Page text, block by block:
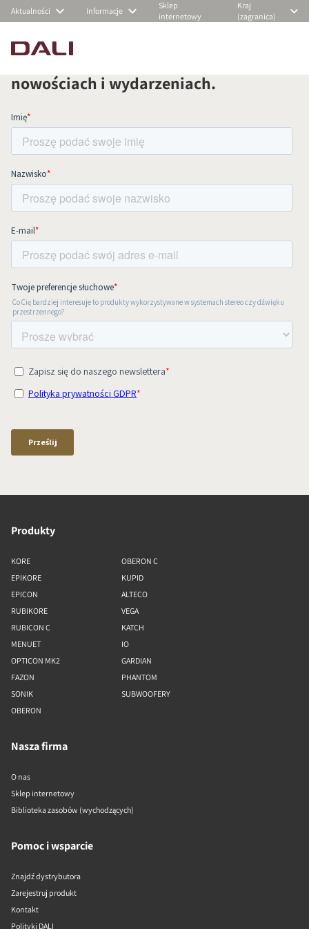
Aktualności Informacje
Sklep
internetowy
Kraj
(zagranica)
PORÓWNAJ PRODUKTY
Zapisz się do naszego newslettera i na
bieżąco otrzymuj informacje o
nowościach i wydarzeniach.
Produkty
KORE
EPIKORE
EPICON
RUBIKORE
RUBICON C
MENUET
OPTICON MK2
FAZON
SONIK
OBERON
OBERON C
KUPID
ALTECO
VEGA
KATCH
IO
GARDIAN
PHANTOM
SUBWOOFERY
Nasza firma
O nas
Sklep internetowy
Biblioteka zasobów (wychodzących)
Pomoc i wsparcie
Znajdź dystrybutora
Zarejestruj produkt
Kontakt
Polityki DALI